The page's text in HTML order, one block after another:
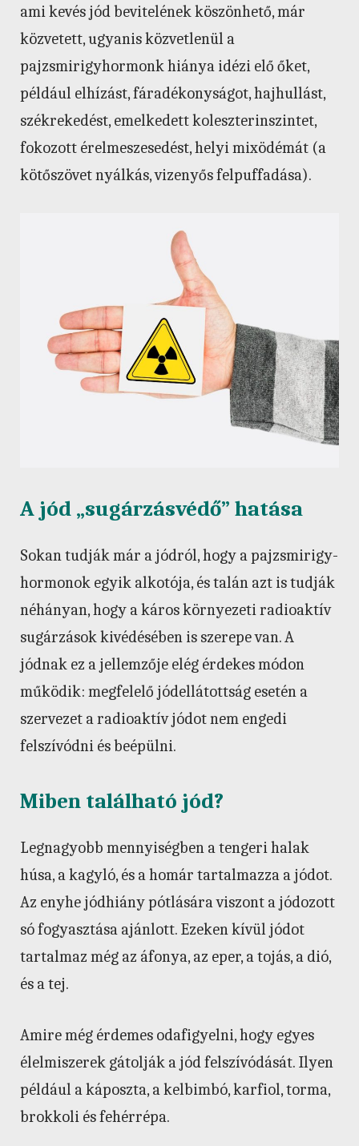
ami kevés jód bevitelének köszönhető, már
közvetett, ugyanis közvetlenül a
pajzsmirigyhormonk hiánya idézi elő őket,
például elhízást, fáradékonyságot, hajhullást,
székrekedést, emelkedett koleszterinszintet,
fokozott érelmeszesedést, helyi mixödémát (a
kötőszövet nyálkás, vizenyős felpuffadása).
A jód „sugárzásvédő” hatása
Sokan tudják már a jódról, hogy a pajzsmirigy-
hormonok egyik alkotója, és talán azt is tudják
néhányan, hogy a káros környezeti radioaktív
sugárzások kivédésében is szerepe van. A
jódnak ez a jellemzője elég érdekes módon
működik: megfelelő jódellátottság esetén a
szervezet a radioaktív jódot nem engedi
felszívódni és beépülni.
Miben található jód?
Legnagyobb mennyiségben a tengeri halak
húsa, a kagyló, és a homár tartalmazza a jódot.
Az enyhe jódhiány pótlására viszont a jódozott
só fogyasztása ajánlott. Ezeken kívül jódot
tartalmaz még az áfonya, az eper, a tojás, a dió,
és a tej.
Amire még érdemes odafigyelni, hogy egyes
élelmiszerek gátolják a jód felszívódását. Ilyen
például a káposzta, a kelbimbó, karfiol, torma,
brokkoli és fehérrépa.